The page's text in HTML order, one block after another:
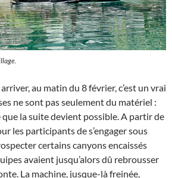
au matin du 8 février, c’est un vrai
ne sont pas seulement du matériel :
la suite devient possible. A partir de
les participants de s’engager sous
certains canyons encaissés
avaient jusqu’alors dû rebrousser
La machine, jusque-là freinée,